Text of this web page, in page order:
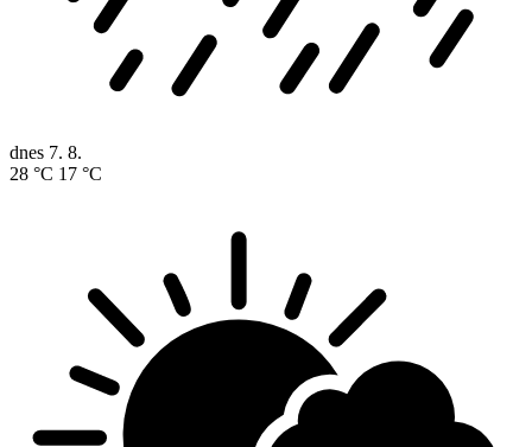
dnes 7. 8.
28 °C 17 °C